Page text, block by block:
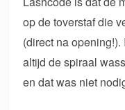
op de toverstaf die
(direct na
altijd de spiraal
en dat was niet